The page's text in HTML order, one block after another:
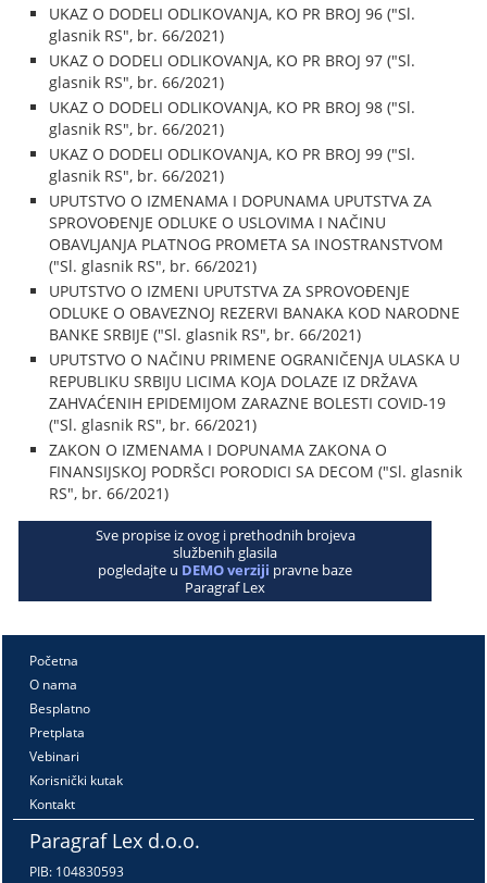
UKAZ O DODELI ODLIKOVANJA, KO PR BROJ 96 ("Sl.
glasnik RS", br. 66/2021)
UKAZ O DODELI ODLIKOVANJA, KO PR BROJ 97 ("Sl.
glasnik RS", br. 66/2021)
UKAZ O DODELI ODLIKOVANJA, KO PR BROJ 98 ("Sl.
glasnik RS", br. 66/2021)
UKAZ O DODELI ODLIKOVANJA, KO PR BROJ 99 ("Sl.
glasnik RS", br. 66/2021)
UPUTSTVO O IZMENAMA I DOPUNAMA UPUTSTVA ZA
SPROVOĐENJE ODLUKE O USLOVIMA I NAČINU
OBAVLJANJA PLATNOG PROMETA SA INOSTRANSTVOM
("Sl. glasnik RS", br. 66/2021)
UPUTSTVO O IZMENI UPUTSTVA ZA SPROVOĐENJE
ODLUKE O OBAVEZNOJ REZERVI BANAKA KOD NARODNE
BANKE SRBIJE ("Sl. glasnik RS", br. 66/2021)
UPUTSTVO O NAČINU PRIMENE OGRANIČENJA ULASKA U
REPUBLIKU SRBIJU LICIMA KOJA DOLAZE IZ DRŽAVA
ZAHVAĆENIH EPIDEMIJOM ZARAZNE BOLESTI COVID-19
("Sl. glasnik RS", br. 66/2021)
ZAKON O IZMENAMA I DOPUNAMA ZAKONA O
FINANSIJSKOJ PODRŠCI PORODICI SA DECOM ("Sl. glasnik
RS", br. 66/2021)
Sve propise iz ovog i prethodnih brojeva
službenih glasila
pogledajte u DEMO verziji pravne baze
Paragraf Lex
Početna
O nama
Besplatno
Pretplata
Vebinari
Korisnički kutak
Kontakt
Paragraf Lex d.o.o.
PIB: 104830593